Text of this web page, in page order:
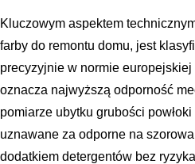
Kluczowym aspektem
farby do remontu domu, jest
precyzyjnie w normie
oznacza najwyższą odporność
pomiarze ubytku grubości
uznawane za odporne na
dodatkiem detergentów bez